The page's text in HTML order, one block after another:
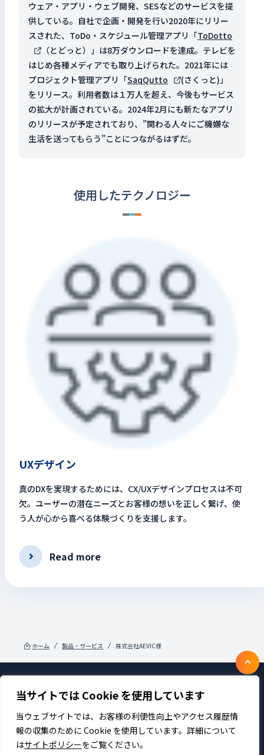
当サイトでは Cookie を使用しています
当ウェブサイトでは、お客様の利便性向上やアクセス履歴情
報の収集のために Cookie を使用しています。詳細について
はサイトポリシーをご覧ください。
ウェア・アプリ・ウェブ開発、SESなどのサービスを提
供している。自社で企画・開発を行い2020年にリリー
スされた、ToDo・スケジュール管理アプリ「ToDotto
（とどっと）」は8万ダウンロードを達成。テレビを
はじめ各種メディアでも取り上げられた。2021年には
プロジェクト管理アプリ「SaqQutto
(さくっと)」
をリリース。利用者数は１万人を超え、今後もサービス
の拡大が計画されている。2024年2月にも新たなアプリ
のリリースが予定されており、”関わる人々にご機嫌な
生活を送ってもらう”ことにつながるはずだ。
使用したテクノロジー
UXデザイン
真のDXを実現するためには、CX/UXデザインプロセスは不可
欠。ユーザーの潜在ニーズとお客様の想いを正しく繋げ、使
う人が心から喜べる体験づくりを支援します。
Read more
ホーム 製品・サービス 株式会社AEVIC様
製品・サービス 企業情報
採用
IR情報
ニュース
サステナビリティ
プライバシーポリシー
お問い合わせ